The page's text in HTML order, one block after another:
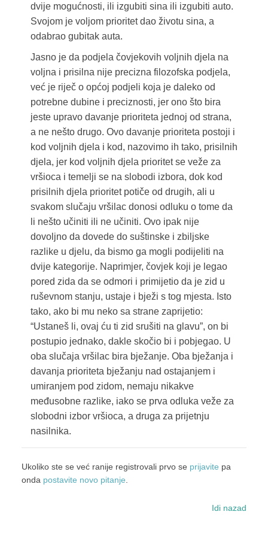
dvije mogućnosti, ili izgubiti sina ili izgubiti auto.
Svojom je voljom prioritet dao životu sina, a
odabrao gubitak auta.
Jasno je da podjela čovjekovih voljnih djela na
voljna i prisilna nije precizna filozofska podjela,
već je riječ o općoj podjeli koja je daleko od
potrebne dubine i preciznosti, jer ono što bira
jeste upravo davanje prioriteta jednoj od strana,
a ne nešto drugo. Ovo davanje prioriteta postoji i
kod voljnih djela i kod, nazovimo ih tako, prisilnih
djela, jer kod voljnih djela prioritet se veže za
vršioca i temelji se na slobodi izbora, dok kod
prisilnih djela prioritet potiče od drugih, ali u
svakom slučaju vršilac donosi odluku o tome da
li nešto učiniti ili ne učiniti. Ovo ipak nije
dovoljno da dovede do suštinske i zbiljske
razlike u djelu, da bismo ga mogli podijeliti na
dvije kategorije. Naprimjer, čovjek koji je legao
pored zida da se odmori i primijetio da je zid u
ruševnom stanju, ustaje i bježi s tog mjesta. Isto
tako, ako bi mu neko sa strane zaprijetio:
“Ustaneš li, ovaj ću ti zid srušiti na glavu”, on bi
postupio jednako, dakle skočio bi i pobjegao. U
oba slučaja vršilac bira bježanje. Oba bježanja i
davanja prioriteta bježanju nad ostajanjem i
umiranjem pod zidom, nemaju nikakve
međusobne razlike, iako se prva odluka veže za
slobodni izbor vršioca, a druga za prijetnju
nasilnika.
Ukoliko ste se već ranije registrovali prvo se prijavite pa
onda postavite novo pitanje.
Idi nazad